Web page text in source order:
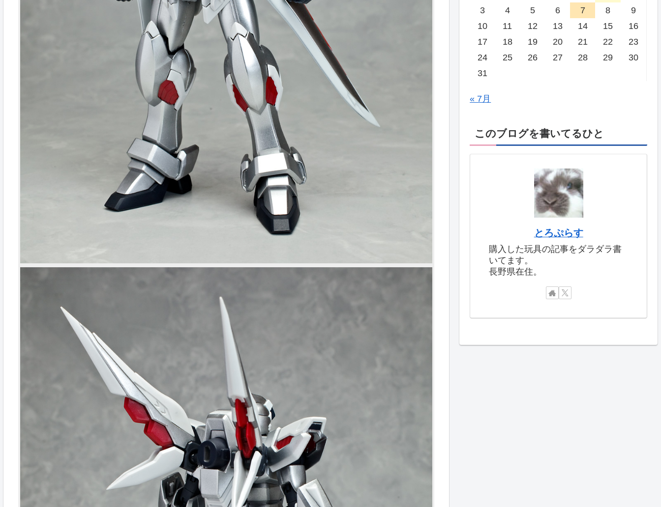
3
4 5 6 7 8
9
10
11 12 13 14 15
16
17
18 19 20 21 22
23
24
25 26 27 28 29
30
31
« 7月
このブログを書いてるひと
とろぷらす
購入した玩具の記事をダラダラ書
いてます。
長野県在住。